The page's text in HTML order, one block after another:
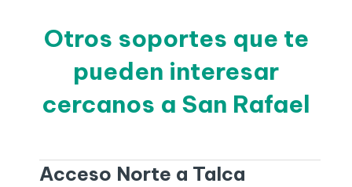
Otros soportes que te
pueden interesar
cercanos a San Rafael
Acceso Norte a Talca